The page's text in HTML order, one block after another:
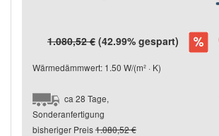
1.080,52 € (42.99% gespart)
Wärmedämmwert: 1.50 W/(m² · K)
ca 28 Tage,
Sonderanfertigung
bisheriger Preis1.080,52 €